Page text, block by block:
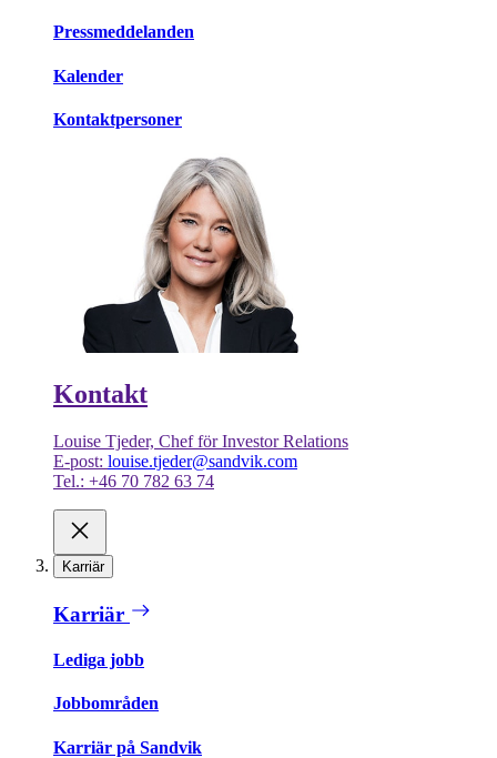
Pressmeddelanden
Kalender
Kontaktpersoner
Kontakt
Louise Tjeder, Chef för Investor Relations
E-post: louise.tjeder@sandvik.com
Tel.: +46 70 782 63 74
Karriär
Karriär
Lediga jobb
Jobbområden
Karriär på Sandvik